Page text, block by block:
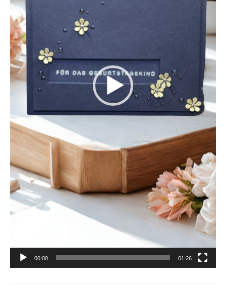
00:00 01:26